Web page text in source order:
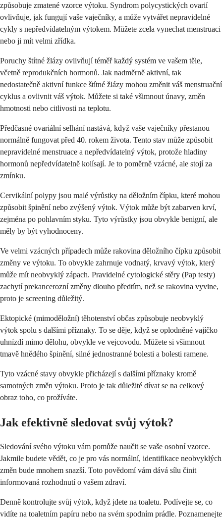
způsobuje zmatené vzorce výtoku. Syndrom polycystických ovarií
ovlivňuje, jak fungují vaše vaječníky, a může vytvářet nepravidelné
cykly s nepředvídatelným výtokem. Můžete zcela vynechat menstruaci
nebo ji mít velmi zřídka.
Poruchy štítné žlázy ovlivňují téměř každý systém ve vašem těle,
včetně reprodukčních hormonů. Jak nadměrně aktivní, tak
nedostatečně aktivní funkce štítné žlázy mohou změnit váš menstruační
cyklus a ovlivnit váš výtok. Můžete si také všimnout únavy, změn
hmotnosti nebo citlivosti na teplotu.
Předčasné ovariální selhání nastává, když vaše vaječníky přestanou
normálně fungovat před 40. rokem života. Tento stav může způsobit
nepravidelné menstruace a nepředvídatelný výtok, protože hladiny
hormonů nepředvídatelně kolísají. Je to poměrně vzácné, ale stojí za
zmínku.
Cervikální polypy jsou malé výrůstky na děložním čípku, které mohou
způsobit špinění nebo zvýšený výtok. Výtok může být zabarven krví,
zejména po pohlavním styku. Tyto výrůstky jsou obvykle benigní, ale
měly by být vyhodnoceny.
Ve velmi vzácných případech může rakovina děložního čípku způsobit
změny ve výtoku. To obvykle zahrnuje vodnatý, krvavý výtok, který
může mít neobvyklý zápach. Pravidelné cytologické stěry (Pap testy)
zachytí prekancerozní změny dlouho předtím, než se rakovina vyvine,
proto je screening důležitý.
Ektopické (mimoděložní) těhotenství občas způsobuje neobvyklý
výtok spolu s dalšími příznaky. To se děje, když se oplodněné vajíčko
uhnízdí mimo dělohu, obvykle ve vejcovodu. Můžete si všimnout
tmavě hnědého špinění, silné jednostranné bolesti a bolesti ramene.
Tyto vzácné stavy obvykle přicházejí s dalšími příznaky kromě
samotných změn výtoku. Proto je tak důležité dívat se na celkový
obraz toho, co prožíváte.
Jak efektivně sledovat svůj výtok?
Sledování svého výtoku vám pomůže naučit se vaše osobní vzorce.
Jakmile budete vědět, co je pro vás normální, identifikace neobvyklých
změn bude mnohem snazší. Toto povědomí vám dává sílu činit
informovaná rozhodnutí o vašem zdraví.
Denně kontrolujte svůj výtok, když jdete na toaletu. Podívejte se, co
vidíte na toaletním papíru nebo na svém spodním prádle. Poznamenejte